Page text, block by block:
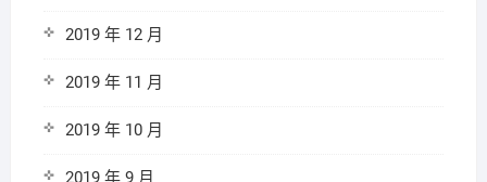
2019 年 12 月
2019 年 11 月
2019 年 10 月
2019 年 9 月